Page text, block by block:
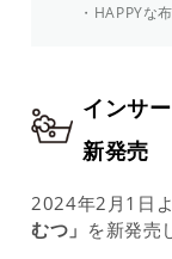
HAPPYな
インサ
新発売
2024年2月1日
むつ」 を新発売